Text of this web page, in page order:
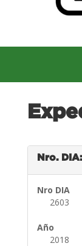
Nro.
Nro DIA
2603
Año
2018